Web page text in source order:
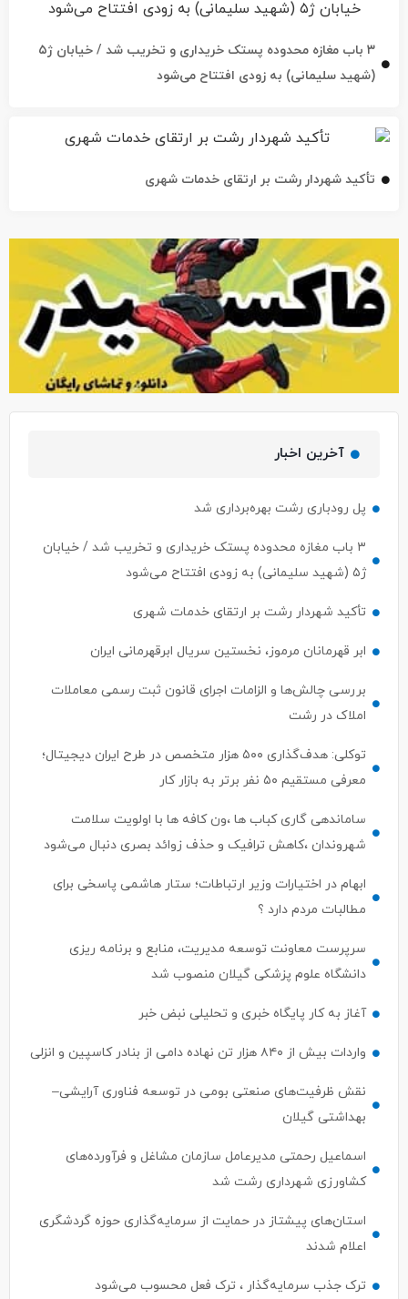
تأکید شهردار رشت بر ارتقای خدمات شهری
آخرین اخبار
۳ باب مغازه محدوده پستک خریداری و تخریب شد / خیابان
تأکید شهردار رشت بر ارتقای خدمات شهری
ابر قهرمانان مرموز، نخستین سریال ابرقهرمانی ایران
بررسی چالش‌ها و الزامات اجرای قانون ثبت رسمی معاملات
معرفی مستقیم ۵۰ نفر برتر به بازار کار
ساماندهی گاری کباب ها ،ون کافه ها با اولویت سلامت
شهروندان ،کاهش ترافیک و حذف زوائد بصری دنبال می‌شود
ابهام در اختیارات وزیر ارتباطات؛ ستار هاشمی پاسخی برای
سرپرست معاونت توسعه مدیریت، منابع و برنامه ریزی
آغاز به کار پایگاه خبری و تحلیلی نبض خبر
واردات بیش از ۸۴۰ هزار تن نهاده دامی از بنادر كاسپین و انزلی
نقش ظرفیت‌های صنعتی بومی در توسعه فناوری آرایشی–
بهداشتی گیلان
اسماعیل رحمتی مدیرعامل سازمان مشاغل و فرآورده‌های
استان‌های پیشتاز در حمایت از سرمایه‌گذاری حوزه گردشگری
ترک جذب سرمایه‌گذار ، ترک فعل محسوب می‌شود